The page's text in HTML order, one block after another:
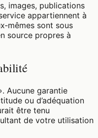
images, publications
appartiennent à
sont sous
source propres à
Aucune garantie
ou d’adéquation
être tenu
de votre utilisation